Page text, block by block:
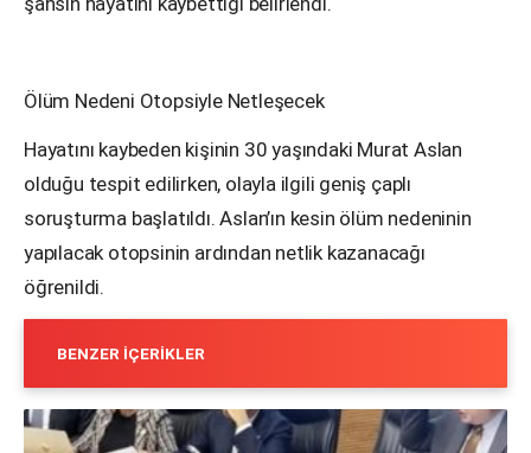
Ölüm Nedeni Otopsiyle Netleşecek
Hayatını kaybeden kişinin 30 yaşındaki Murat Aslan
olduğu tespit edilirken, olayla ilgili geniş çaplı
soruşturma başlatıldı. Aslan’ın kesin ölüm nedeninin
yapılacak otopsinin ardından netlik kazanacağı
öğrenildi.
BENZER İÇERIKLER